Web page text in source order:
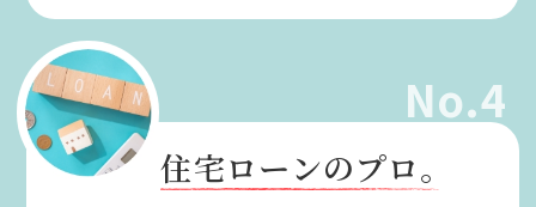
No.4
住宅ローンのプロ。